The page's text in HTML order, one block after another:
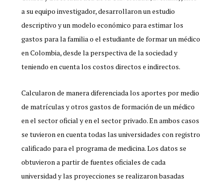
a su equipo investigador, desarrollaron un estudio
descriptivo y un modelo económico para estimar los
gastos para la familia o el estudiante de formar un médico
en Colombia, desde la perspectiva de la sociedad y
teniendo en cuenta los costos directos e indirectos.
Calcularon de manera diferenciada los aportes por medio
de matrículas y otros gastos de formación de un médico
en el sector oficial y en el sector privado. En ambos casos
se tuvieron en cuenta todas las universidades con registro
calificado para el programa de medicina. Los datos se
obtuvieron a partir de fuentes oficiales de cada
universidad y las proyecciones se realizaron basadas